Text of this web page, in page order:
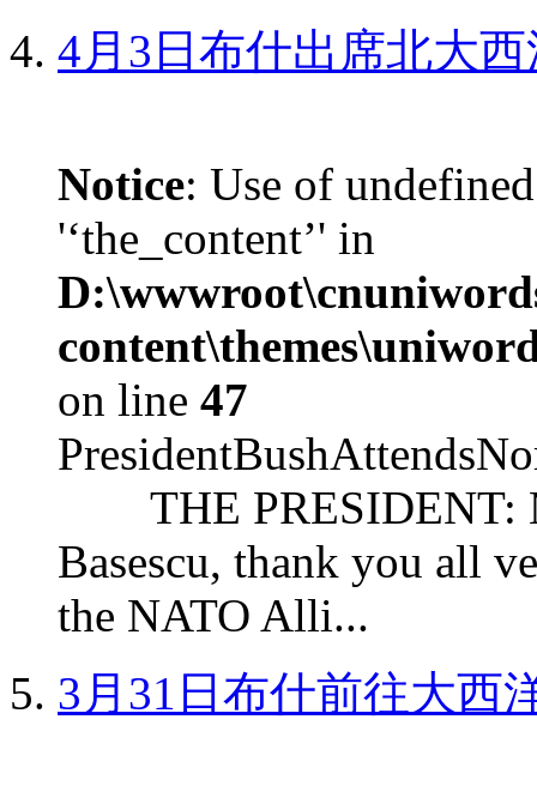
4月3日布什出席北大
Notice: Use of
'‘the_content’' in
on line 47
THE PRESIDENT:
Basescu, thank you all
the NATO Alli...
3月31日布什前往大西